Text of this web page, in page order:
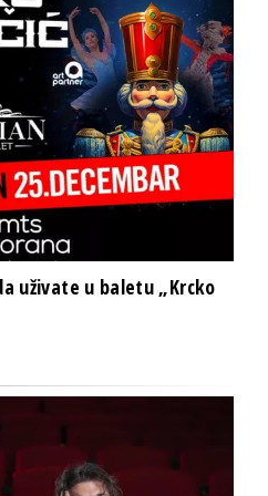
uživate u baletu „Krcko